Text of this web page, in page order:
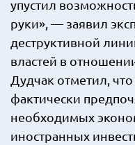
упустил
руки», — заявил
деструктивной
властей в
Дудчак отметил,
фактически
необходимых
иностранных